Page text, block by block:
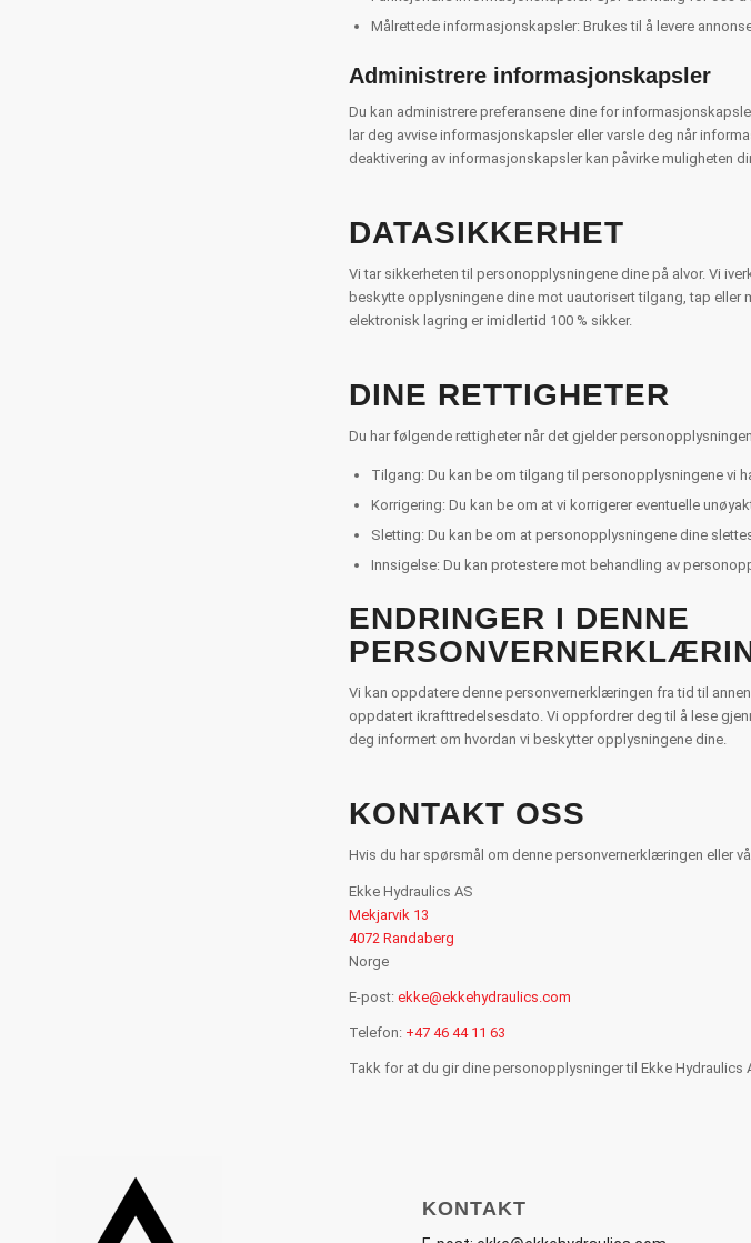
Målrettede informasjonskapsler: Brukes til å levere
Administrere informasjonskapsler
Du kan administrere preferansene dine for
lar deg avvise informasjonskapsler eller varsle deg når
deaktivering av informasjonskapsler kan påvirke muligheten
DATASIKKERHET
Vi tar sikkerheten til personopplysningene dine på alvor. Vi
beskytte opplysningene dine mot uautorisert tilgang, tap
elektronisk lagring er imidlertid 100 % sikker.
DINE RETTIGHETER
Du har følgende rettigheter når det gjelder
Tilgang: Du kan be om tilgang til personopplysningene vi
Korrigering: Du kan be om at vi korrigerer eventuelle
Sletting: Du kan be om at personopplysningene dine
Innsigelse: Du kan protestere mot behandling av
ENDRINGER I DENNE
Vi kan oppdatere denne personvernerklæringen fra tid til
oppdatert ikrafttredelsesdato. Vi oppfordrer deg til å lese
deg informert om hvordan vi beskytter opplysningene dine.
KONTAKT OSS
Hvis du har spørsmål om denne personvernerklæringen eller
Ekke Hydraulics AS
Mekjarvik 13
4072 Randaberg
Norge
E-post: ekke@ekkehydraulics.com
Telefon: +47 46 44 11 63
Takk for at du gir dine personopplysninger til Ekke
KONTAKT